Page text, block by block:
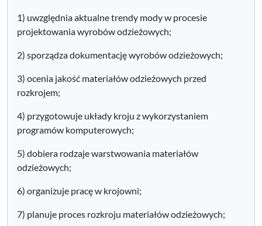
1) uwzględnia aktualne trendy mody w procesie
projektowania wyrobów odzieżowych;
2) sporządza dokumentację wyrobów odzieżowych;
3) ocenia jakość materiałów odzieżowych przed
rozkrojem;
4) przygotowuje układy kroju z wykorzystaniem
programów komputerowych;
5) dobiera rodzaje warstwowania materiałów
odzieżowych;
6) organizuje pracę w krojowni;
7) planuje proces rozkroju materiałów odzieżowych;